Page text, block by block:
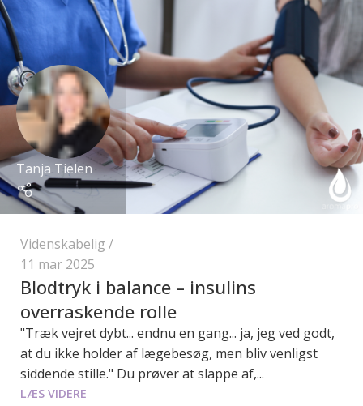
Tanja Tielen
Videnskabelig
11 mar 2025
Blodtryk i balance – insulins
overraskende rolle
"Træk vejret dybt... endnu en gang... ja, jeg ved godt,
at du ikke holder af lægebesøg, men bliv venligst
siddende stille." Du prøver at slappe af,...
LÆS VIDERE